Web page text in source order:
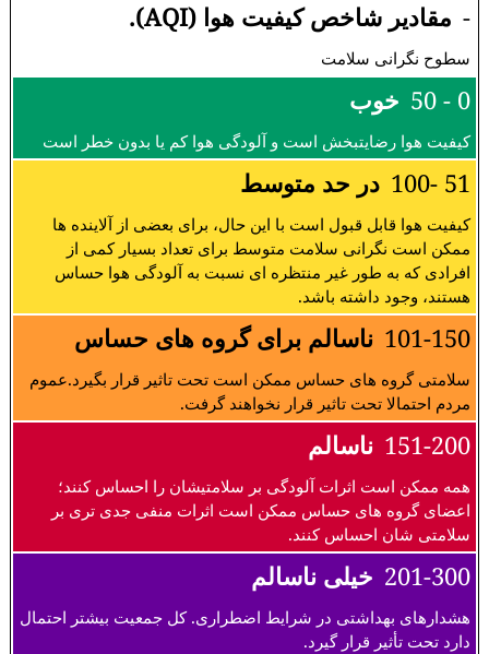
- مقادیر شاخص کیفیت هوا (AQI).
سطوح نگرانی سلامت
0 - 50 خوب
کیفیت هوا رضایتبخش است و آلودگی هوا کم یا بدون خطر است
51 -100 در حد متوسط
کیفیت هوا قابل قبول است با این حال، برای بعضی از آلاینده ها
ممکن است نگرانی سلامت متوسط برای تعداد بسیار کمی از
افرادی که به طور غیر منتظره ای نسبت به آلودگی هوا حساس
هستند، وجود داشته باشد.
101-150 ناسالم برای گروه های حساس
سلامتی گروه های حساس ممکن است تحت تاثیر قرار بگیرد.عموم
مردم احتمالا تحت تاثیر قرار نخواهند گرفت.
151-200 ناسالم
همه ممکن است اثرات آلودگی بر سلامتیشان را احساس کنند؛
اعضای گروه های حساس ممکن است اثرات منفی جدی تری بر
سلامتی شان احساس کنند.
201-300 خیلی ناسالم
هشدارهای بهداشتی در شرایط اضطراری. کل جمعیت بیشتر احتمال
دارد تحت تأثیر قرار گیرد.